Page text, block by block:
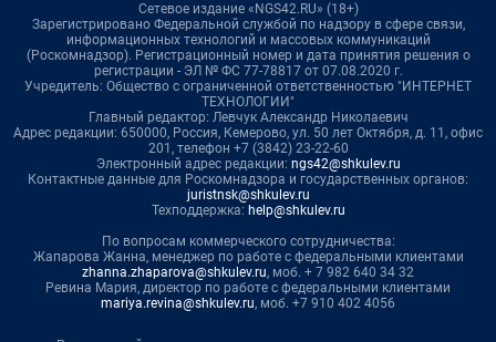
Сетевое издание «NGS42.RU» (18+)
Зарегистрировано Федеральной службой по надзору в сфере связи,
информационных технологий и массовых коммуникаций
(Роскомнадзор). Регистрационный номер и дата принятия решения о
регистрации - ЭЛ № ФС 77-78817 от 07.08.2020 г.
Учредитель: Общество с ограниченной ответственностью "ИНТЕРНЕТ
ТЕХНОЛОГИИ"
Главный редактор: Левчук Александр Николаевич
Адрес редакции: 650000, Россия, Кемерово, ул. 50 лет Октября, д. 11, офис
201, телефон +7 (3842) 23-22-60
Электронный адрес редакции: ngs42@shkulev.ru
Контактные данные для Роскомнадзора и государственных органов:
juristnsk@shkulev.ru
Техподдержка: help@shkulev.ru
По вопросам коммерческого сотрудничества:
Жапарова Жанна, менеджер по работе с федеральными клиентами
zhanna.zhaparova@shkulev.ru, моб. + 7 982 640 34 32
Ревина Мария, директор по работе с федеральными клиентами
mariya.revina@shkulev.ru, моб. +7 910 402 4056